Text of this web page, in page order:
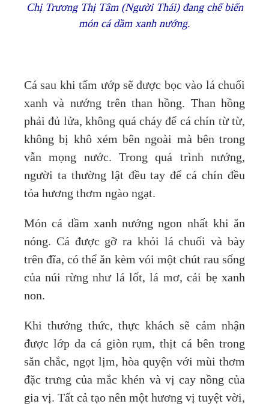
Chị Trương Thị Tâm (Người Thái) đang chế biến
món cá dầm xanh nướng.
Cá sau khi tẩm ướp sẽ được bọc vào lá chuối
xanh và nướng trên than hồng. Than hồng
phải đủ lửa, không quá cháy để cá chín từ từ,
không bị khô xém bên ngoài mà bên trong
vẫn mọng nước. Trong quá trình nướng,
người ta thường lật đều tay để cá chín đều
tỏa hương thơm ngào ngạt.
Món cá dầm xanh nướng ngon nhất khi ăn
nóng. Cá được gỡ ra khỏi lá chuối và bày
trên đĩa, có thể ăn kèm vói một chút rau sống
của núi rừng như lá lốt, lá mơ, cải bẹ xanh
non.
Khi thưởng thức, thực khách sẽ cảm nhận
được lớp da cá giòn rụm, thịt cá bên trong
săn chắc, ngọt lịm, hòa quyện với mùi thơm
đặc trưng của mắc khén và vị cay nồng của
gia vị. Tất cả tạo nên một hương vị tuyệt vời,